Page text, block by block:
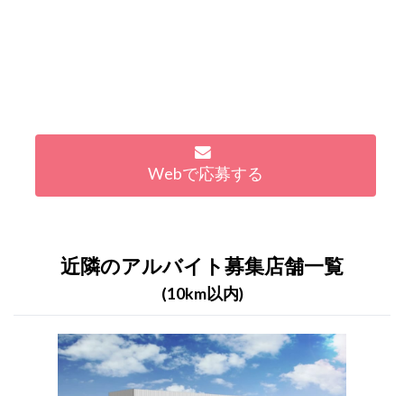
Webで応募する
近隣のアルバイト募集店舗一覧
(10km以内)